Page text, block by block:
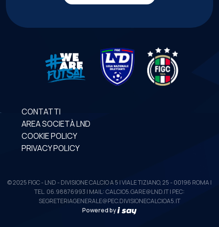
CONTATTI
AREA SOCIETÀ LND
COOKIE POLICY
PRIVACY POLICY
© 2025 FIGC - LND - DIVISIONE CALCIO A 5 | VIALE TIZIANO, 25 - 00196 ROMA |
TEL. 06.98876993 | MAIL: CALCIO5.GARE@LND.IT | PEC:
SEGRETERIAGENERALE@PEC.DIVISIONECALCIOA5.IT
Powered by